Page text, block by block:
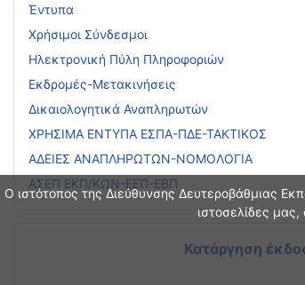
Ο ιστότοπος της Διεύθυνσης Δευτεροβάθμιας
ιστοσελίδες
Έντυπα
Χρήσιμοι Σύνδεσμοι
Ηλεκτρονική Πύλη Πληροφοριών
Εκδρομές-Μετακινήσεις
Δικαιολογητικά Αναπληρωτών
ΧΡΗΣΙΜΑ ΕΝΤΥΠΑ ΕΣΠΑ-ΠΔΕ-ΤΑΚΤΙΚΟΣ
ΑΔΕΙΕΣ ΑΝΑΠΛΗΡΩΤΩΝ-ΝΟΜΟΛΟΓΙΑ
ΑΣΕΠ ΕΚΠ/ΚΩΝ-ΕΕΠ-ΕΒΠ
Κατάργηση